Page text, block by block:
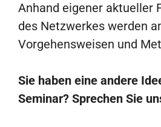
Anhand eigener aktueller
des Netzwerkes werden
Vorgehensweisen und
Sie haben eine andere
Seminar? Sprechen Sie